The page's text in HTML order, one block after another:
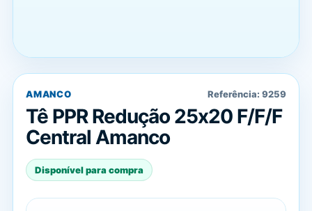
AMANCO Referência: 9259
Tê PPR Redução 25x20 F/F/F
Central Amanco
Disponível para compra